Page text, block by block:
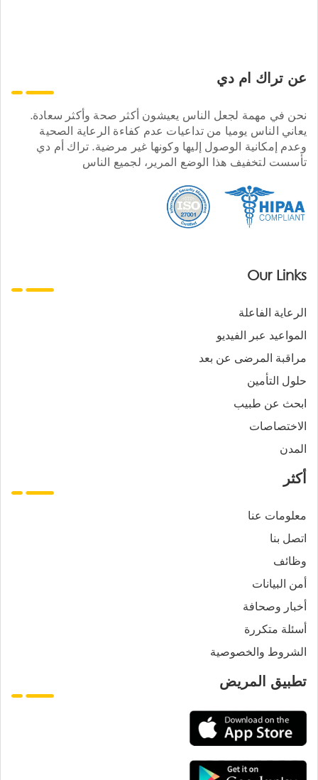
عن تراك ام دي
نحن في مهمة لجعل الناس يعيشون أكثر صحة وأكثر سعادة.
يعاني الناس يوميا من تداعيات عدم كفاءة الرعاية الصحية
وعدم إمكانية الوصول إليها وكونها غير مرضية. تراك أم دي
تأسست لتخفيف هذا الوضع المرير، لجميع الناس
Our Links
الرعاية الفاعلة
المواعيد عبر الفيديو
مراقبة المرضى عن بعد
حلول التأمين
ابحث عن طبيب
الاختصاصات
المدن
أكثر
معلومات عنا
اتصل بنا
وظائف
أمن البيانات
أخبار وصحافة
أسئلة متكررة
الشروط والخصوصية
تطبيق المريض